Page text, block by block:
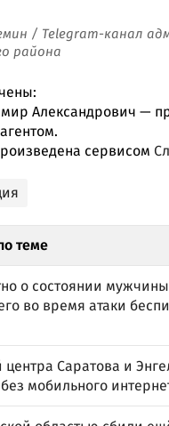
/ Telegram-канал
района
Александрович —
сервисом
теме
о состоянии
во время атаки
Саратова и
мобильного